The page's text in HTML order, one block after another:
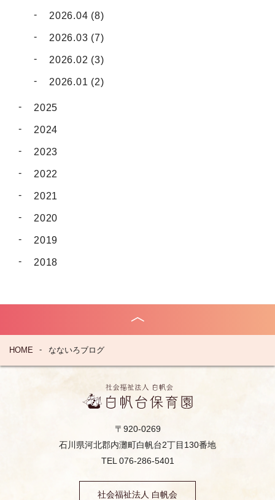
2026.04 (8)
2026.03 (7)
2026.02 (3)
2026.01 (2)
2025
2024
2023
2022
2021
2020
2019
2018
HOME なないろブログ
〒920-0269
石川県河北郡内灘町白帆台2丁目130番地
TEL 076-286-5401
社会福祉法人 白帆会